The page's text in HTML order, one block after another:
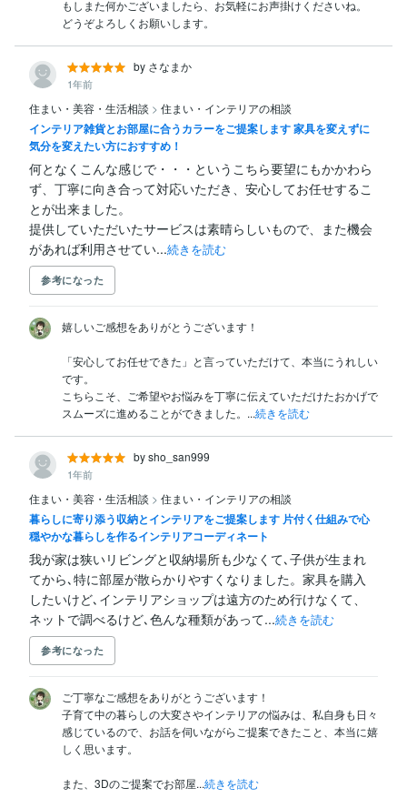
もしまた何かございましたら、お気軽にお声掛けくださいね。
どうぞよろしくお願いします。
by さなまか
1年前
住まい・美容・生活相談 > 住まい・インテリアの相談
インテリア雑貨とお部屋に合うカラーをご提案します 家具を変えずに
気分を変えたい方におすすめ！
何となくこんな感じで・・・というこちら要望にもかかわら
ず、丁寧に向き合って対応いただき、安心してお任せするこ
とが出来ました。
提供していただいたサービスは素晴らしいもので、また機会
があれば利用させてい...続きを読む
参考になった
嬉しいご感想をありがとうございます！
「安心してお任せできた」と言っていただけて、本当にうれしい
です。
こちらこそ、ご希望やお悩みを丁寧に伝えていただけたおかげで
スムーズに進めることができました。...続きを読む
by sho_san999
1年前
住まい・美容・生活相談 > 住まい・インテリアの相談
暮らしに寄り添う収納とインテリアをご提案します 片付く仕組みで心
穏やかな暮らしを作るインテリアコーディネート
我が家は狭いリビングと収納場所も少なくて､子供が生まれ
てから､特に部屋が散らかりやすくなりました。家具を購入
したいけど､インテリアショップは遠方のため行けなくて、
ネットで調べるけど､色んな種類があって...続きを読む
参考になった
ご丁寧なご感想をありがとうございます！
子育て中の暮らしの大変さやインテリアの悩みは、私自身も日々
感じているので、お話を伺いながらご提案できたこと、本当に嬉
しく思います。
また、3Dのご提案でお部屋...続きを読む